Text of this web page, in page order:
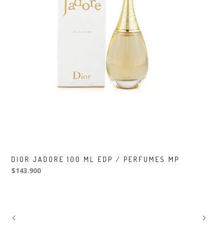
DIOR JADORE 100 ML EDP / PERFUMES MP
$143.900